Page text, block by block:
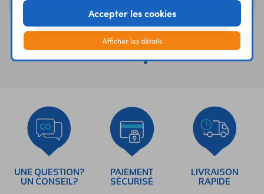
Vous avez déja consulté
UNE QUESTION?
UN CONSEIL?
PAIEMENT
SÉCURISÉ
LIVRAISON
RAPIDE
Accepter les cookies
Afficher les détails